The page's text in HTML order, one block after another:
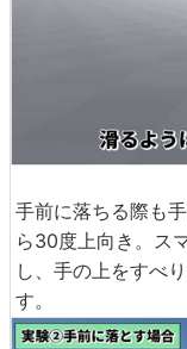
手前に落ちる際も
ら30度上向き。ス
し、手の上をすべ
す。